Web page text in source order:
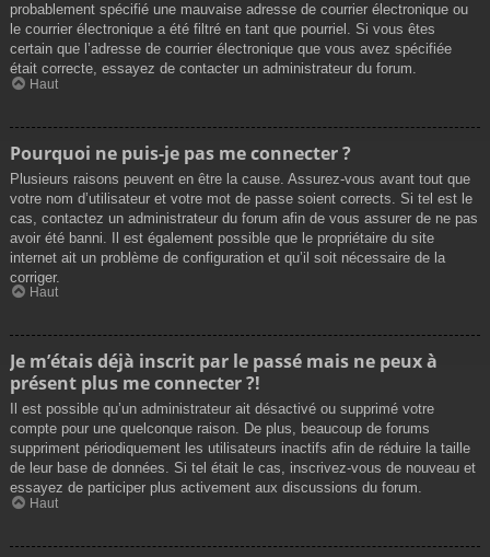
probablement spécifié une mauvaise adresse de courrier électronique ou
le courrier électronique a été filtré en tant que pourriel. Si vous êtes
certain que l’adresse de courrier électronique que vous avez spécifiée
était correcte, essayez de contacter un administrateur du forum.
Haut
Pourquoi ne puis-je pas me connecter ?
Plusieurs raisons peuvent en être la cause. Assurez-vous avant tout que
votre nom d’utilisateur et votre mot de passe soient corrects. Si tel est le
cas, contactez un administrateur du forum afin de vous assurer de ne pas
avoir été banni. Il est également possible que le propriétaire du site
internet ait un problème de configuration et qu’il soit nécessaire de la
corriger.
Haut
Je m’étais déjà inscrit par le passé mais ne peux à
présent plus me connecter ?!
Il est possible qu’un administrateur ait désactivé ou supprimé votre
compte pour une quelconque raison. De plus, beaucoup de forums
suppriment périodiquement les utilisateurs inactifs afin de réduire la taille
de leur base de données. Si tel était le cas, inscrivez-vous de nouveau et
essayez de participer plus activement aux discussions du forum.
Haut